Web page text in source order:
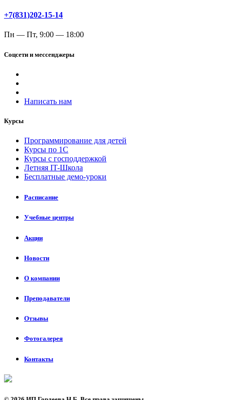
+7(831)202-15-14
Пн — Пт, 9:00 — 18:00
Соцсети и мессенджеры
Написать нам
Курсы
Программирование для детей
Курсы по 1С
Курсы с господдержкой
Летняя IT-Школа
Бесплатные демо-уроки
Расписание
Учебные центры
Акции
Новости
О компании
Преподаватели
Отзывы
Фотогалерея
Контакты